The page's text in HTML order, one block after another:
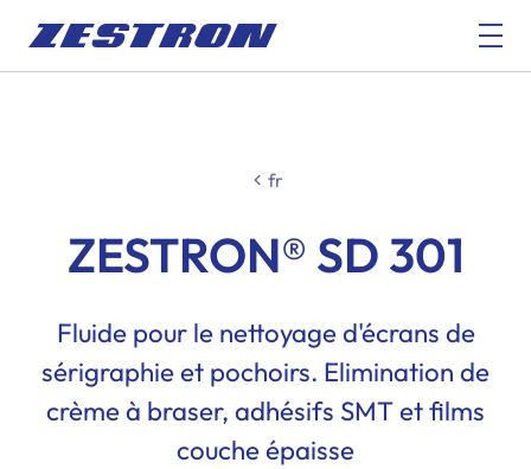
fr
ZESTRON® SD 301
Fluide pour le nettoyage d'écrans de
sérigraphie et pochoirs. Elimination de
crème à braser, adhésifs SMT et films
couche épaisse